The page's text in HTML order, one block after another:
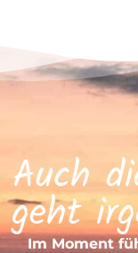
Auch
geht
Im Moment